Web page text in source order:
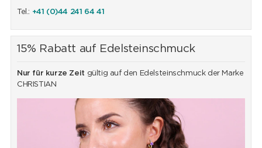
Tel.: +41 (0)44 241 64 41
15% Rabatt auf Edelsteinschmuck
Nur für kurze Zeit gültig auf den Edelsteinschmuck der Marke
CHRISTIAN